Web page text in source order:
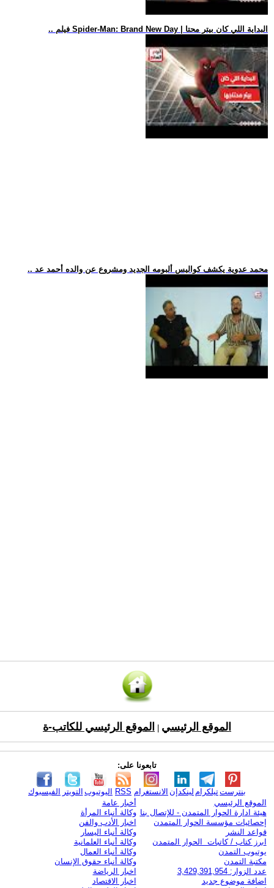
.. فيلم Spider-Man: Brand New Day | البداية اللي كان بيتر محتا
.. محمد عدوية يكشف كواليس ألبومه الجديد ومشروع عن والده أحمد عد
الموقع الرئيسي الموقع الرئيسي للكاتب-ة
تابعونا على:
الفيسبوك التويتر اليوتيوب RSS الانستغرام لينكدإن تيلكرامبنترست
الموقع الرئيسي
هيئة ادارة الحوار المتمدن - للإتصال بنا
إحصائيات مؤسسة الحوار المتمدن
قواعد النشر
ابرز كتاب / كاتبات الحوار المتمدن
يوتيوب التمدن
مكتبة التمدن
عدد الزوار: 3,429,391,954
اضافة موضوع جديد
أخبار عامة
وكالة أنباء المرأة
اخبار الأدب والفن
وكالة أنباء اليسار
وكالة أنباء العلمانية
وكالة أنباء العمال
وكالة أنباء حقوق الإنسان
اخبار الرياضة
اخبار الاقتصاد